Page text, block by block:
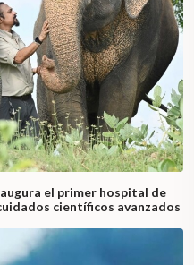
el primer hospital de
científicos avanzados